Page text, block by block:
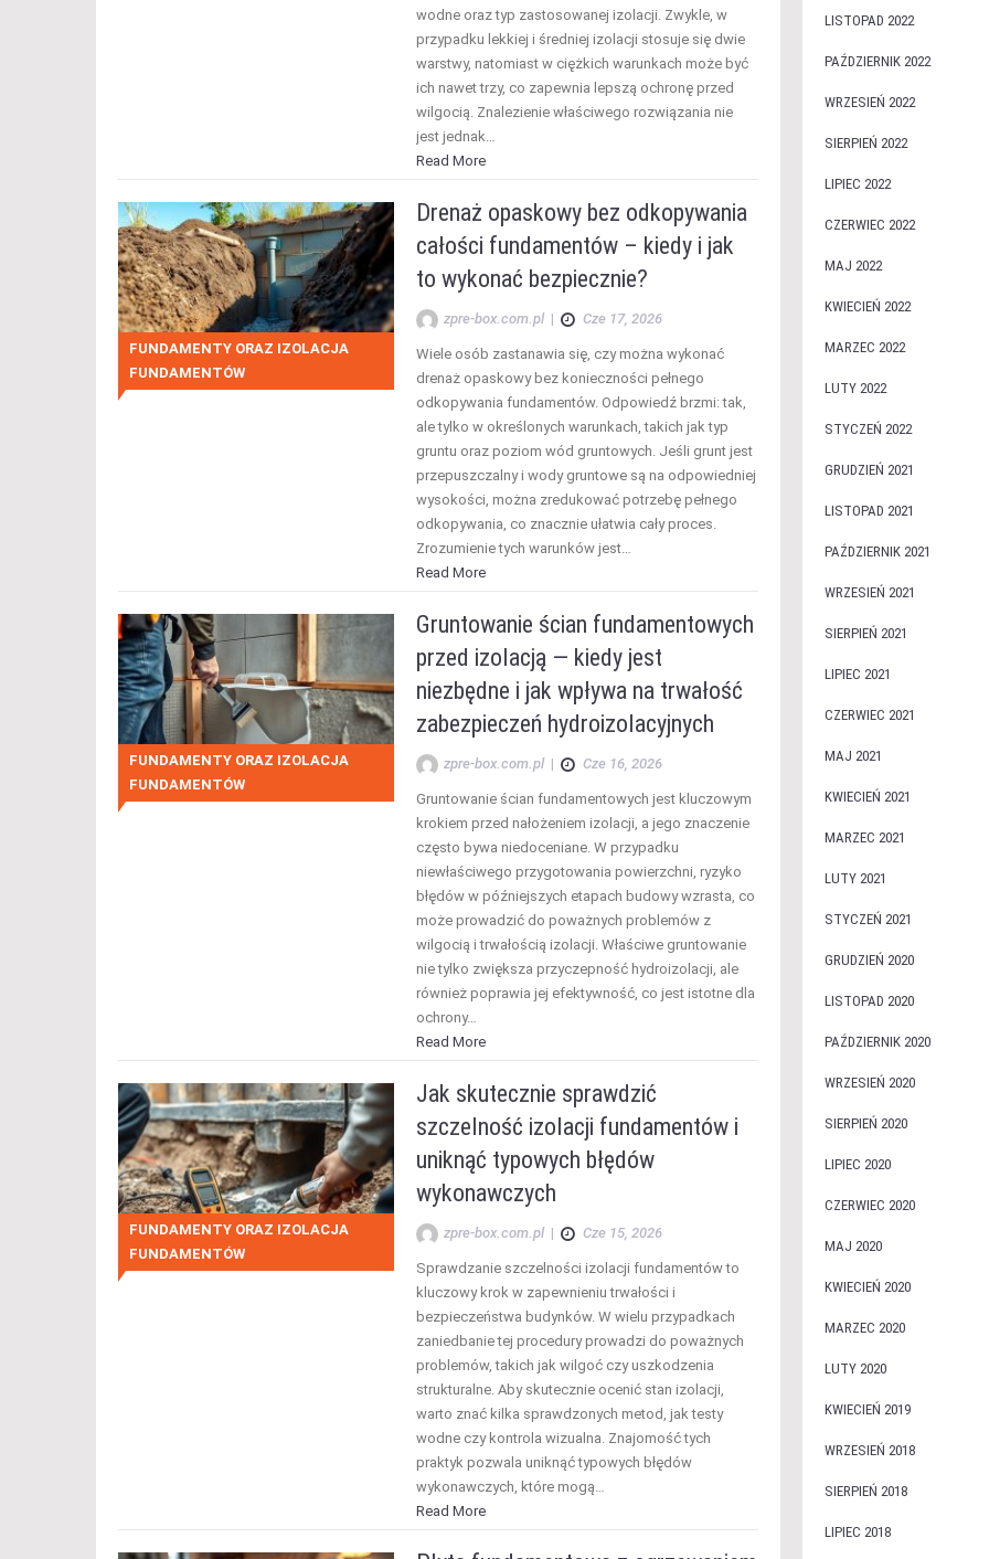
wodne oraz typ zastosowanej izolacji. Zwykle, w
przypadku lekkiej i średniej izolacji stosuje się dwie
warstwy, natomiast w ciężkich warunkach może być
ich nawet trzy, co zapewnia lepszą ochronę przed
wilgocią. Znalezienie właściwego rozwiązania nie
jest jednak…
Read More
FUNDAMENTY ORAZ IZOLACJA
FUNDAMENTÓW
Drenaż opaskowy bez odkopywania
całości fundamentów – kiedy i jak
to wykonać bezpiecznie?
zpre-box.com.pl | Cze 17, 2026
Wiele osób zastanawia się, czy można wykonać
drenaż opaskowy bez konieczności pełnego
odkopywania fundamentów. Odpowiedź brzmi: tak,
ale tylko w określonych warunkach, takich jak typ
gruntu oraz poziom wód gruntowych. Jeśli grunt jest
przepuszczalny i wody gruntowe są na odpowiedniej
wysokości, można zredukować potrzebę pełnego
odkopywania, co znacznie ułatwia cały proces.
Zrozumienie tych warunków jest…
Read More
FUNDAMENTY ORAZ IZOLACJA
FUNDAMENTÓW
Gruntowanie ścian fundamentowych
przed izolacją — kiedy jest
niezbędne i jak wpływa na trwałość
zabezpieczeń hydroizolacyjnych
zpre-box.com.pl | Cze 16, 2026
Gruntowanie ścian fundamentowych jest kluczowym
krokiem przed nałożeniem izolacji, a jego znaczenie
często bywa niedoceniane. W przypadku
niewłaściwego przygotowania powierzchni, ryzyko
błędów w późniejszych etapach budowy wzrasta, co
może prowadzić do poważnych problemów z
wilgocią i trwałością izolacji. Właściwe gruntowanie
nie tylko zwiększa przyczepność hydroizolacji, ale
również poprawia jej efektywność, co jest istotne dla
ochrony…
Read More
FUNDAMENTY ORAZ IZOLACJA
FUNDAMENTÓW
Jak skutecznie sprawdzić
szczelność izolacji fundamentów i
uniknąć typowych błędów
wykonawczych
zpre-box.com.pl | Cze 15, 2026
Sprawdzanie szczelności izolacji fundamentów to
kluczowy krok w zapewnieniu trwałości i
bezpieczeństwa budynków. W wielu przypadkach
zaniedbanie tej procedury prowadzi do poważnych
problemów, takich jak wilgoć czy uszkodzenia
strukturalne. Aby skutecznie ocenić stan izolacji,
warto znać kilka sprawdzonych metod, jak testy
wodne czy kontrola wizualna. Znajomość tych
praktyk pozwala uniknąć typowych błędów
wykonawczych, które mogą…
Read More
LISTOPAD 2022
PAŹDZIERNIK 2022
WRZESIEŃ 2022
SIERPIEŃ 2022
LIPIEC 2022
CZERWIEC 2022
MAJ 2022
KWIECIEŃ 2022
MARZEC 2022
LUTY 2022
STYCZEŃ 2022
GRUDZIEŃ 2021
LISTOPAD 2021
PAŹDZIERNIK 2021
WRZESIEŃ 2021
SIERPIEŃ 2021
LIPIEC 2021
CZERWIEC 2021
MAJ 2021
KWIECIEŃ 2021
MARZEC 2021
LUTY 2021
STYCZEŃ 2021
GRUDZIEŃ 2020
LISTOPAD 2020
PAŹDZIERNIK 2020
WRZESIEŃ 2020
SIERPIEŃ 2020
LIPIEC 2020
CZERWIEC 2020
MAJ 2020
KWIECIEŃ 2020
MARZEC 2020
LUTY 2020
KWIECIEŃ 2019
WRZESIEŃ 2018
SIERPIEŃ 2018
LIPIEC 2018